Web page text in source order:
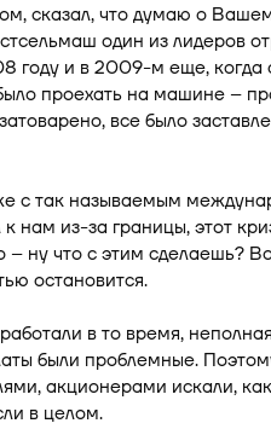
сказал, что думаю о
один из лидеров
году и в 2009-м еще, когда
проехать на машине –
все было
с так называемым
нам из-за границы, этот
– ну что с этим сделаешь?
остановится.
в то время,
были проблемные.
акционерами искали,
в целом.